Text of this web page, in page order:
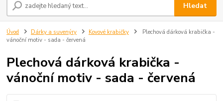
Hledat
Úvod Dárky a suvenýry Kovové krabičky
Plechová dárková krabička -
vánoční motiv - sada - červená
Plechová dárková krabička -
vánoční motiv - sada - červená